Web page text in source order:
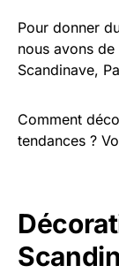
Pour donner
nous avons
Scandinave,
Comment
tendances ?